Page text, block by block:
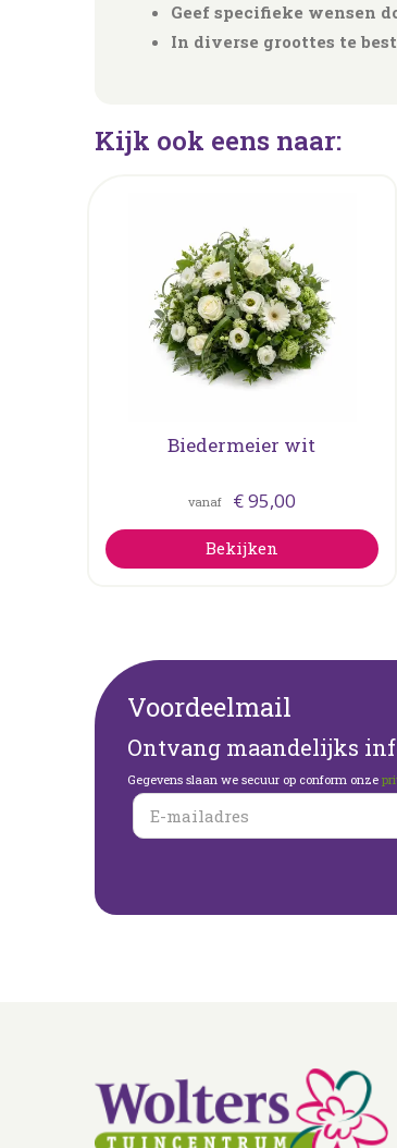
Geef specifieke wensen
In diverse groottes te
Kijk ook eens naar:
Biedermeier wit
vanaf €95,00
Bekijken
Voordeelmail
Ontvang maandelijks
Gegevens slaan we secuur op conform onze